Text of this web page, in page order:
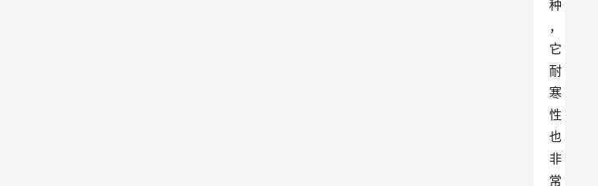
种
，
它
耐
寒
性
也
非
常